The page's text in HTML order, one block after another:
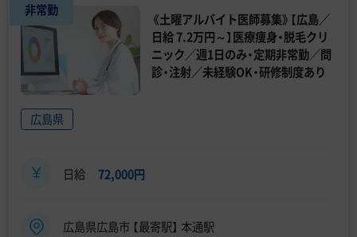
非常勤
《土曜アルバイト医師募集》【広島／
日給 7.2万円～】医療痩身・脱毛クリ
ニック／週1日のみ・定期非常勤／問
診・注射／未経験OK・研修制度あり
広島県
日給 72,000円
広島県広島市 【最寄駅】 本通駅